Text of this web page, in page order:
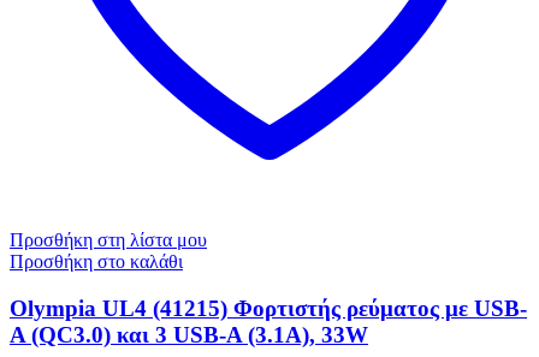
Προσθήκη στη λίστα μου
Προσθήκη στο καλάθι
Olympia UL4 (41215) Φορτιστής ρεύματος με USB-
A (QC3.0) και 3 USB-A (3.1A), 33W